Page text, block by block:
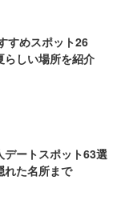
すめスポット26
らしい場所を紹介
デートスポット63選
れた名所まで